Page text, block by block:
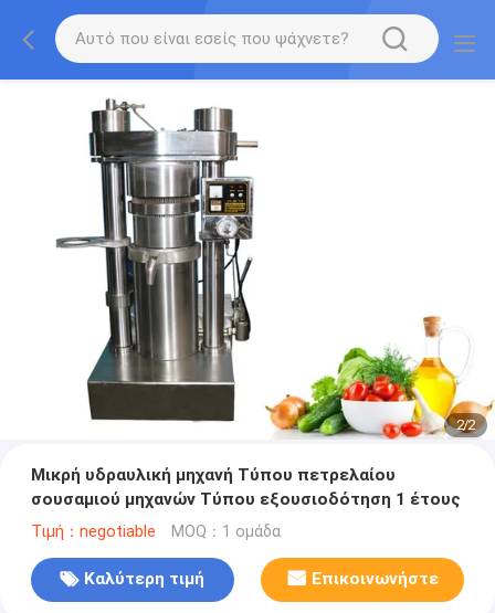
2/2
Μικρή υδραυλική μηχανή Τύπου πετρελαίου
σουσαμιού μηχανών Τύπου εξουσιοδότηση 1 έτους
Τιμή：negotiable MOQ：1 ομάδα
Καλύτερη τιμή Επικοινωνήστε